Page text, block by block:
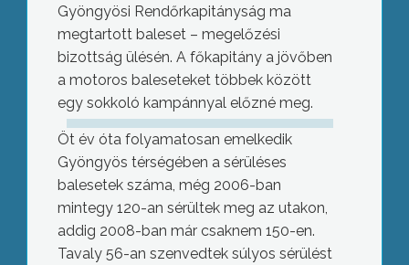
Gyöngyösi Rendőrkapitányság ma
megtartott baleset – megelőzési
bizottság ülésén. A főkapitány a jövőben
a motoros baleseteket többek között
egy sokkoló kampánnyal előzné meg.
Öt év óta folyamatosan emelkedik
Gyöngyös térségében a sérüléses
balesetek száma, még 2006-ban
mintegy 120-an sérültek meg az utakon,
addig 2008-ban már csaknem 150-en.
Tavaly 56-an szenvedtek súlyos sérülést